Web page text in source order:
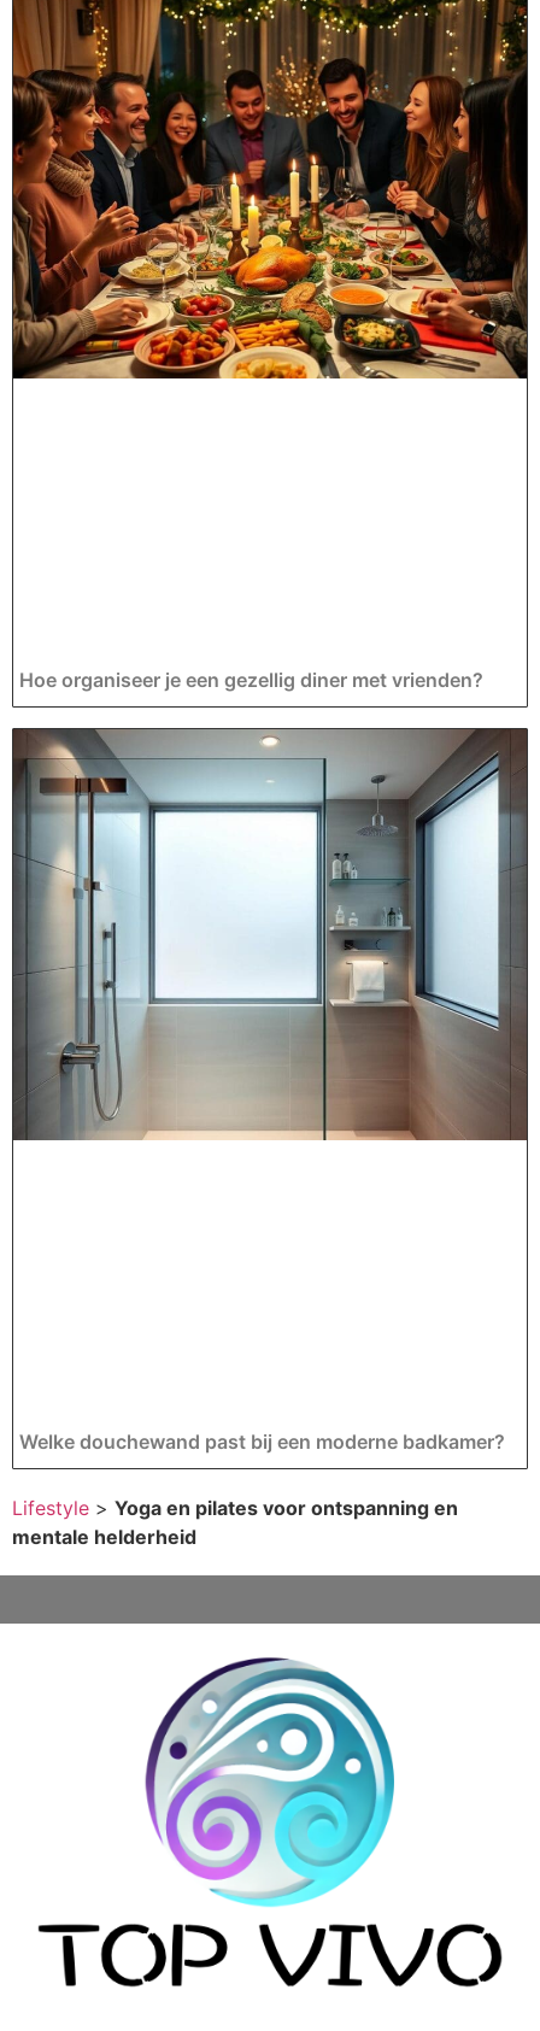
Hoe organiseer je een gezellig diner met vrienden?
Welke douchewand past bij een moderne badkamer?
Lifestyle > Yoga en pilates voor ontspanning en
mentale helderheid